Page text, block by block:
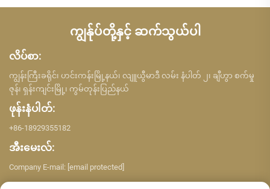
ကျွန်ုပ်တို့နှင့် ဆက်သွယ်ပါ
လိပ်စာ:
ကျွန်းကြီးခရိုင်၊ ဟင်းကန်းမြို့နယ်၊ လျူယွီမာဒီ လမ်း နံပါတ် ၂၊ ချီဟွာ စက်မှု
ဇုန်၊ ရှန်းကျင်းမြို့၊ ကွမ်တုန်းပြည်နယ်
ဖုန်းနံပါတ်:
+86-18929355182
အီးမေးလ်:
Company E-mail: [email protected]